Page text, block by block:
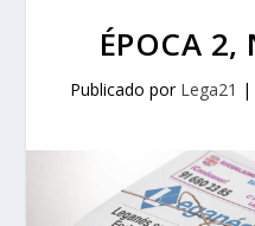
ÉPOCA 2,
Publicado por Lega21 |